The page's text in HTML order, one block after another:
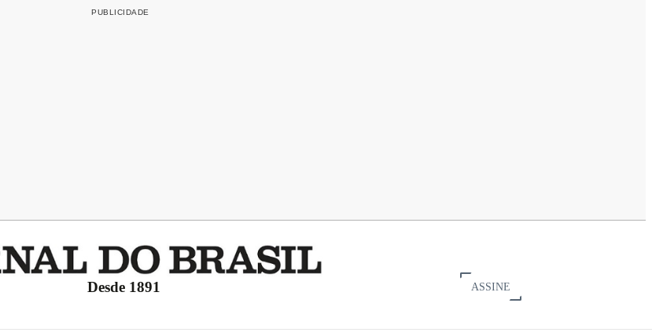
Desde 1891 ASSINE